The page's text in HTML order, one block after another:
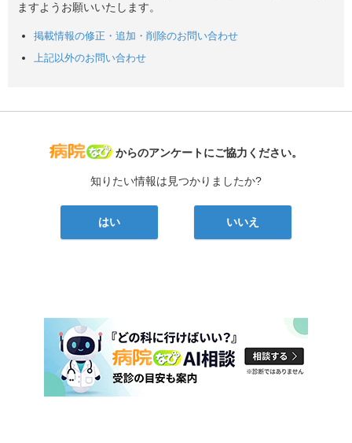
ますようお願いいたします。
掲載情報の修正・追加・削除のお問い合わせ
上記以外のお問い合わせ
病院なび
からのアンケートにご協力ください。
知りたい情報は見つかりましたか?
はい いいえ